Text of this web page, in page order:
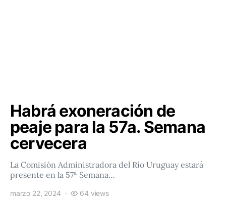
Habrá exoneración de
peaje para la 57a. Semana
cervecera
La Comisión Administradora del Río Uruguay estará
presente en la 57ª Semana…
marzo 22, 2024 64 views